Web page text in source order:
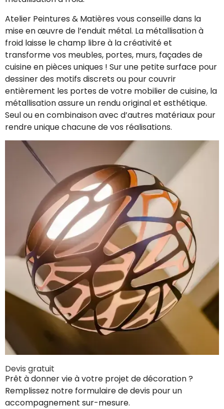
Atelier Peintures & Matières vous conseille dans la
mise en œuvre de l’enduit métal. La métallisation à
froid laisse le champ libre à la créativité et
transforme vos meubles, portes, murs, façades de
cuisine en pièces uniques ! Sur une petite surface pour
dessiner des motifs discrets ou pour couvrir
entièrement les portes de votre mobilier de cuisine, la
métallisation assure un rendu original et esthétique.
Seul ou en combinaison avec d’autres matériaux pour
rendre unique chacune de vos réalisations.
Devis gratuit
Prêt à donner vie à votre projet de décoration ?
Remplissez notre formulaire de devis pour un
accompagnement sur-mesure.